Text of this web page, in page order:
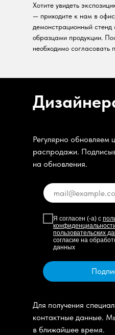
Хотите увидеть
— приходите к нам в
демонстрационный стенд
образцами продукции.
необходимо согласовать
Регулярно обновляем
распродажи.
на обновления.
Я согласен (-а) с
пользовательских
согласие на
данных
Для получения
контактные данные.
в ближайшее время.